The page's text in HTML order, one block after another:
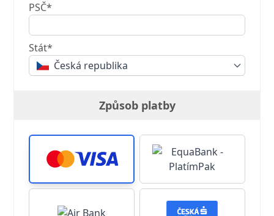
PSČ*
Stát*
Česká republika
Způsob platby